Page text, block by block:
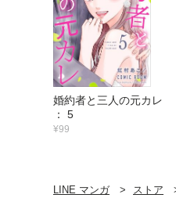
婚約者と三人の元カレ
： 5
¥99
LINE マンガ ストア